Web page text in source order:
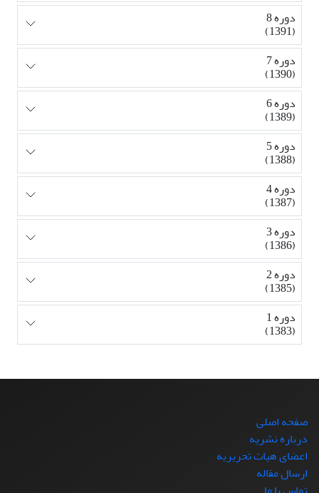
دوره 8
(1391)
دوره 7
(1390)
دوره 6
(1389)
دوره 5
(1388)
دوره 4
(1387)
دوره 3
(1386)
دوره 2
(1385)
دوره 1
(1383)
صفحه اصلی
درباره نشریه
اعضای هیات تحریریه
ارسال مقاله